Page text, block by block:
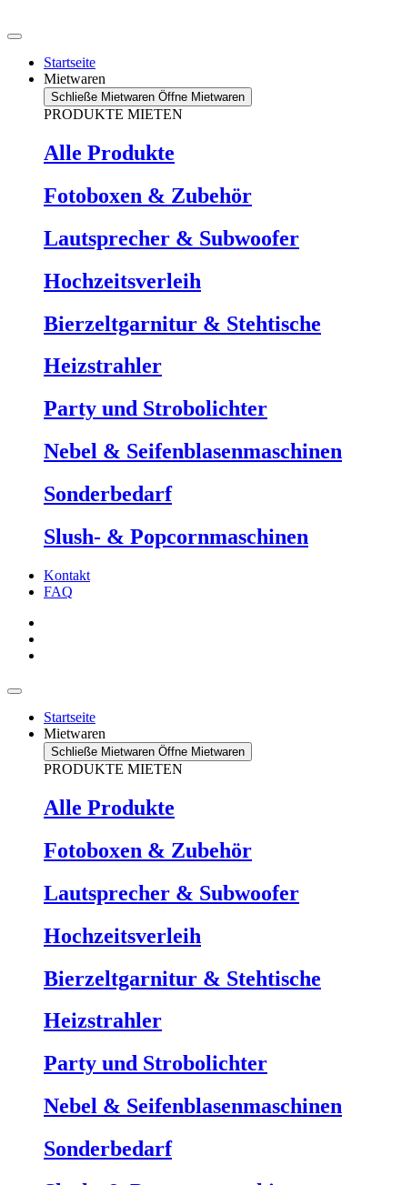
Inhalt
Startseite
Mietwaren
Schließe Mietwaren Öffne Mietwaren
PRODUKTE MIETEN
Alle Produkte
Fotoboxen & Zubehör
Lautsprecher & Subwoofer
Hochzeitsverleih
Bierzeltgarnitur & Stehtische
Heizstrahler
Party und Strobolichter
Nebel & Seifenblasenmaschinen
Sonderbedarf
Slush- & Popcornmaschinen
Kontakt
FAQ
Startseite
Mietwaren
Schließe Mietwaren Öffne Mietwaren
PRODUKTE MIETEN
Alle Produkte
Fotoboxen & Zubehör
Lautsprecher & Subwoofer
Hochzeitsverleih
Bierzeltgarnitur & Stehtische
Heizstrahler
Party und Strobolichter
Nebel & Seifenblasenmaschinen
Sonderbedarf